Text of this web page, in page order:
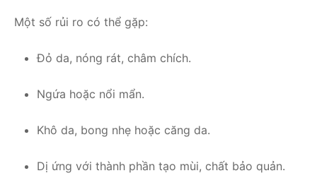
Một số rủi ro có thể gặp:
Đỏ da, nóng rát, châm chích.
Ngứa hoặc nổi mẩn.
Khô da, bong nhẹ hoặc căng da.
Dị ứng với thành phần tạo mùi, chất bảo quản.